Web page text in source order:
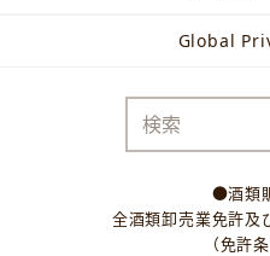
Global
●酒類
全酒類卸売業免許及
（免許